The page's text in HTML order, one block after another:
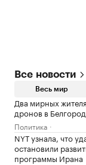
Все новости
Весь мир
Два мирных
дронов в
Политика
NYT узнала, что
остановили
программы Ирана